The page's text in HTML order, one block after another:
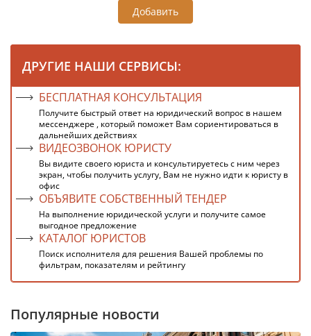
Добавить
ДРУГИЕ НАШИ СЕРВИСЫ:
БЕСПЛАТНАЯ КОНСУЛЬТАЦИЯ
Получите быстрый ответ на юридический вопрос в нашем
мессенджере , который поможет Вам сориентироваться в
дальнейших действиях
ВИДЕОЗВОНОК ЮРИСТУ
Вы видите своего юриста и консультируетесь с ним через
экран, чтобы получить услугу, Вам не нужно идти к юристу в
офис
ОБЪЯВИТЕ СОБСТВЕННЫЙ ТЕНДЕР
На выполнение юридической услуги и получите самое
выгодное предложение
КАТАЛОГ ЮРИСТОВ
Поиск исполнителя для решения Вашей проблемы по
фильтрам, показателям и рейтингу
Популярные новости